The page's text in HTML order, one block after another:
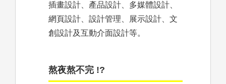
插畫設計、產品設計、多媒體設計、
網頁設計、設計管理、展示設計、文
創設計及互動介面設計等。
熬夜熬不完 !?